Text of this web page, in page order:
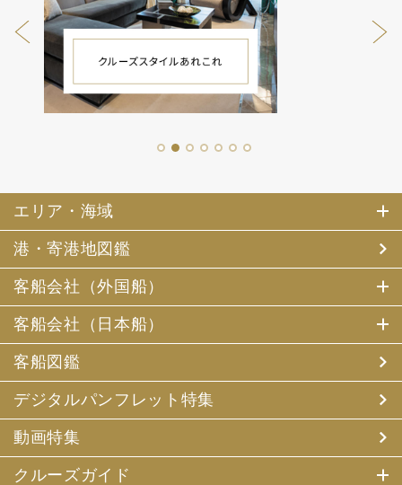
1 2 3 4 5 6 7
エリア・海域
港・寄港地図鑑
客船会社（外国船）
客船会社（日本船）
客船図鑑
デジタルパンフレット特集
動画特集
クルーズガイド